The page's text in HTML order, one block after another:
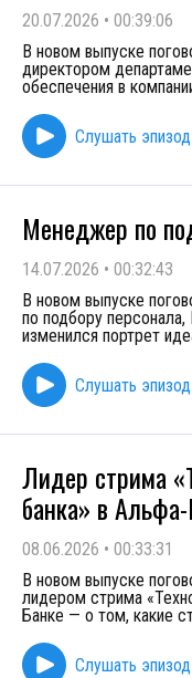
20.07.2026 • 00:39:06
В новом выпуске
директором
обеспечения в
Слушать эпизод
Менеджер по
14.07.2026 • 00:32:43
В новом выпуске
по подбору
изменился портрет
Слушать эпизод
Лидер стрима
банка» в
08.06.2026 • 00:33:31
В новом выпуске
лидером стрима
Банке — о том, какие
Слушать эпизод